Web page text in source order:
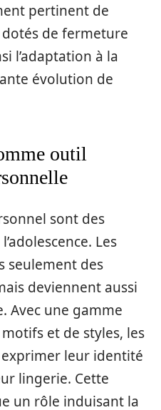
pertinent de
de fermeture
l’adaptation à la
évolution de
outil
sont des
Les
seulement des
deviennent aussi
Avec une gamme
et de styles, les
leur identité
lingerie. Cette
un rôle induisant la